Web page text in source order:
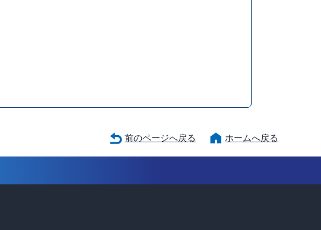
前のページへ戻る ホームへ戻る